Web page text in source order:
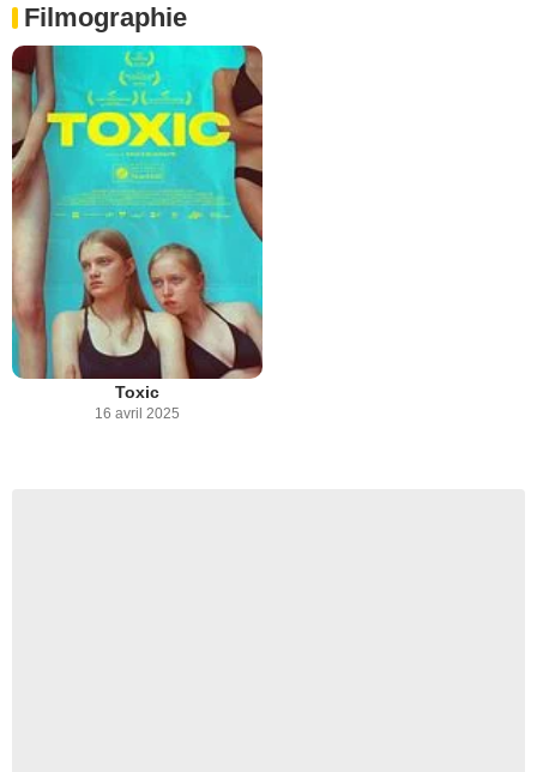
Filmographie
Toxic
16 avril 2025